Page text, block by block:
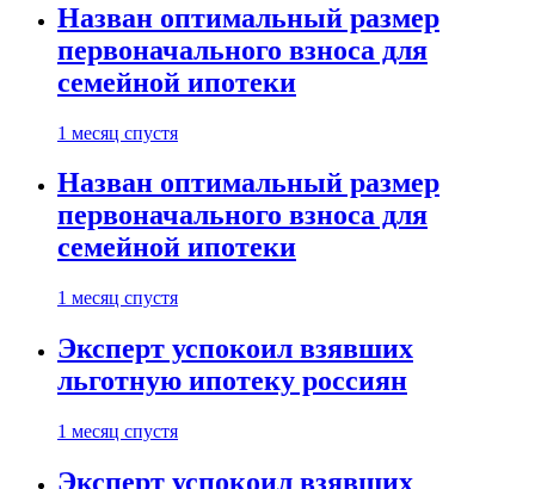
Назван оптимальный размер
первоначального взноса для
семейной ипотеки
1 месяц спустя
Назван оптимальный размер
первоначального взноса для
семейной ипотеки
1 месяц спустя
Эксперт успокоил взявших
льготную ипотеку россиян
1 месяц спустя
Эксперт успокоил взявших